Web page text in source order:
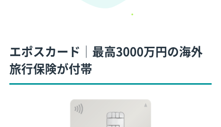
エポスカード│最高3000万円の海外
旅行保険が付帯